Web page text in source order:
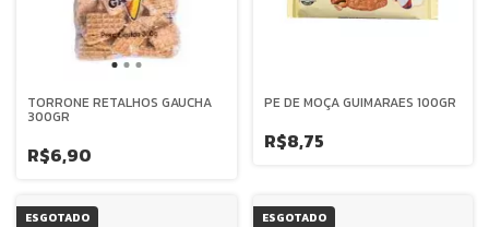
TORRONE RETALHOS GAUCHA
300GR
R$6,90
PE DE MOÇA GUIMARAES 100GR
R$8,75
ESGOTADO ESGOTADO